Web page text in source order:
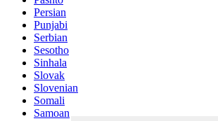
Persian
Punjabi
Serbian
Sesotho
Sinhala
Slovak
Slovenian
Somali
Samoan